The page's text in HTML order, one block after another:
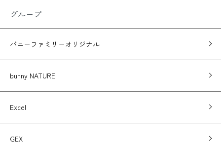
グループ
バニーファミリーオリジナル
bunny NATURE
Excel
GEX